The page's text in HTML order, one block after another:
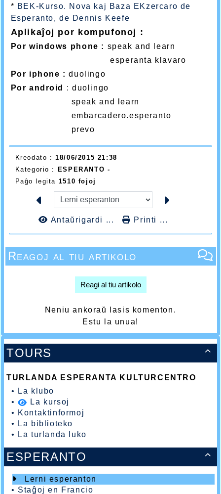

TOURS
TURLANDA ESPERANTA KULTURCENTRO
•
La klubo
•
La kursoj
• Kontaktinformoj
•
La biblioteko
•
La turlanda luko

ESPERANTO
Lerni esperanton
• Staĝoj en Francio
* BEK-Kurso. Nova kaj Baza EKzercaro de
Esperanto, de Dennis Keefe
Aplikaĵoj por kompufonoj :
Por windows phone : speak and learn
esperanta klavaro
Por iphone : duolingo
Por android : duolingo
speak and learn
embarcadero.esperanto
prevo
Kreodato :18/06/2015 21:38
Kategorio :
ESPERANTO -
Paĝo legita 1510 fojoj
Antaŭrigardi ... Printi ...
Reagoj al tiu artikolo
Reagi al tiu artikolo
Neniu ankoraŭ lasis komenton.
Estu la unua!